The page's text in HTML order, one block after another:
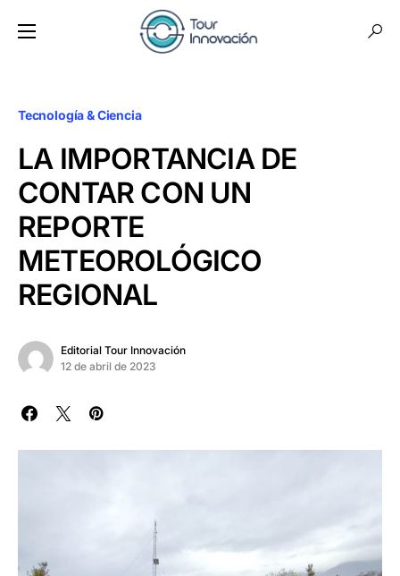
Tecnología & Ciencia
LA IMPORTANCIA DE
CONTAR CON UN
REPORTE
METEOROLÓGICO
REGIONAL
Editorial Tour Innovación
12 de abril de 2023